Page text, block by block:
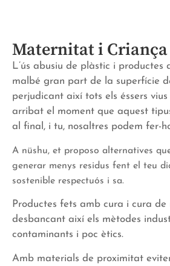
Maternitat i
L’ús abusiu de plàstic i productes
malbé gran part de la superfície
perjudicant així tots els éssers
arribat el moment que aquest
al final, i tu, nosaltres podem fer-
A nüshu, et proposo alternatives
generar menys residus fent el teu
sostenible respectuós i sa.
Productes fets amb cura i cura
desbancant així els mètodes
contaminants i poc ètics.
Amb materials de proximitat